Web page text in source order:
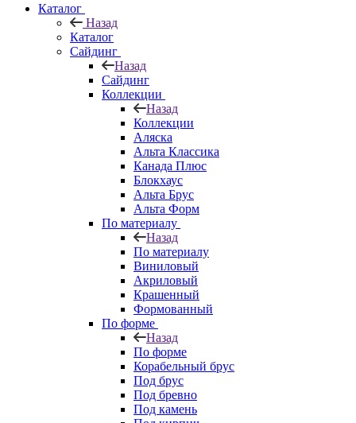
Каталог
Назад
Каталог
Сайдинг
Назад
Сайдинг
Коллекции
Назад
Коллекции
Аляска
Альта Классика
Канада Плюс
Блокхаус
Альта Брус
Альта Форм
По материалу
Назад
По материалу
Виниловый
Акриловый
Крашенный
Формованный
По форме
Назад
По форме
Корабельный брус
Под брус
Под бревно
Под камень